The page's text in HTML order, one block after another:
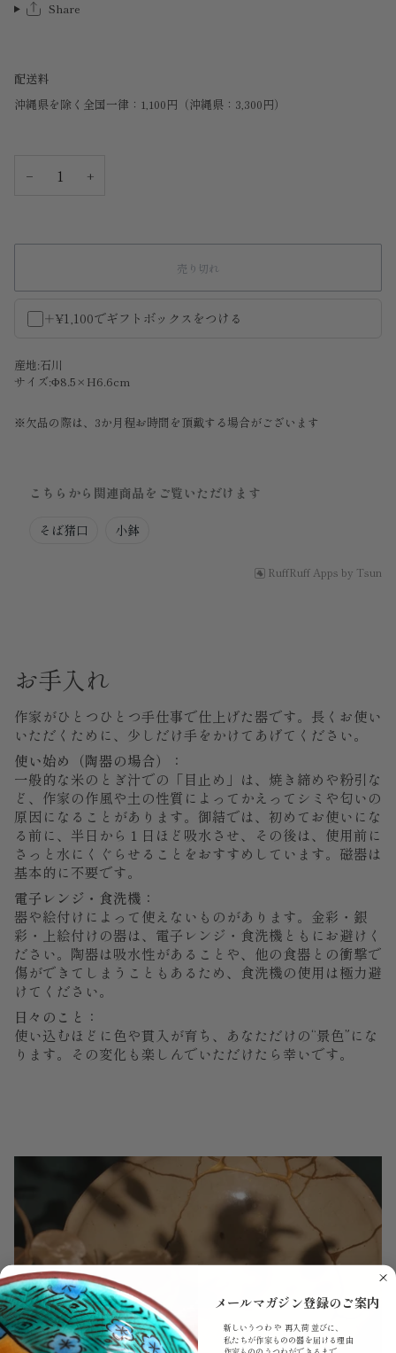
Share
配送料
沖縄県を除く全国一律：1,100円（沖縄県：3,300円）
− +
売り切れ
＋¥1,100でギフトボックスをつける
産地:石川
サイズ:Φ8.5×H6.6cm
※欠品の際は、3か月程お時間を頂戴する場合がございます
こちらから関連商品をご覧いただけます
そば猪口 小鉢
RuffRuff Apps by Tsun
お手入れ
作家がひとつひとつ手仕事で仕上げた器です。長くお使い
いただくために、少しだけ手をかけてあげてください。
使い始め（陶器の場合）：
一般的な米のとぎ汁での「目止め」は、焼き締めや粉引な
ど、作家の作風や土の性質によってかえってシミや匂いの
原因になることがあります。御結では、初めてお使いにな
る前に、半日から１日ほど吸水させ、その後は、使用前に
さっと水にくぐらせることをおすすめしています。磁器は
基本的に不要です。
電子レンジ・食洗機：
器や絵付けによって使えないものがあります。金彩・銀
彩・上絵付けの器は、電子レンジ・食洗機ともにお避けく
ださい。陶器は吸水性があることや、他の食器との衝撃で
傷ができてしまうこともあるため、食洗機の使用は極力避
けてください。
日々のこと：
使い込むほどに色や貫入が育ち、あなただけの“景色”にな
ります。その変化も楽しんでいただけたら幸いです。
メールマガジン登録のご案内
新しいうつわ や 再入荷 並びに、
私たちが作家ものの器を届ける理由